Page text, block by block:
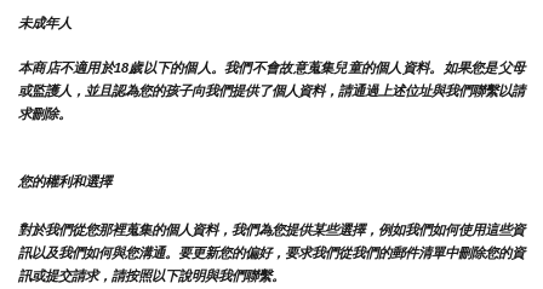
未成年人
本商店不適用於18歲以下的個人。我們不會故意蒐集兒童的個人資料。如果您是父母
或監護人，並且認為您的孩子向我們提供了個人資料，請通過上述位址與我們聯繫以請
求刪除。
您的權利和選擇
對於我們從您那裡蒐集的個人資料，我們為您提供某些選擇，例如我們如何使用這些資
訊以及我們如何與您溝通。要更新您的偏好，要求我們從我們的郵件清單中刪除您的資
訊或提交請求，請按照以下說明與我們聯繫。